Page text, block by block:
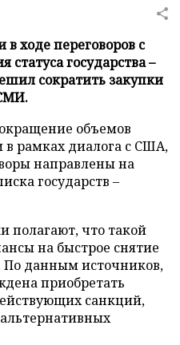
ходе переговоров с
государства –
сократить закупки
объемов
рамках диалога с США,
направлены на
государств –
полагают, что такой
на быстрое снятие
По данным источников,
приобретать
санкций,